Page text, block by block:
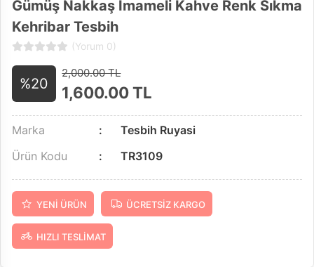
Gümüş Nakkaş İmameli Kahve Renk Sıkma
Kehribar Tesbih
(Yorum 0)
%20
2,000.00 TL
1,600.00TL
Marka
Tesbih Ruyasi
Ürün Kodu
TR3109
YENI ÜRÜN ÜCRETSIZ KARGO
HIZLI TESLIMAT